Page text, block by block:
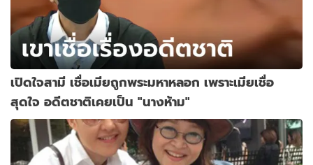
เปิดใจสามี เชื่อเมียถูกพระมหาหลอก เพราะเมียเชื่อ
สุดใจ อดีตชาติเคยเป็น "นางห้าม"